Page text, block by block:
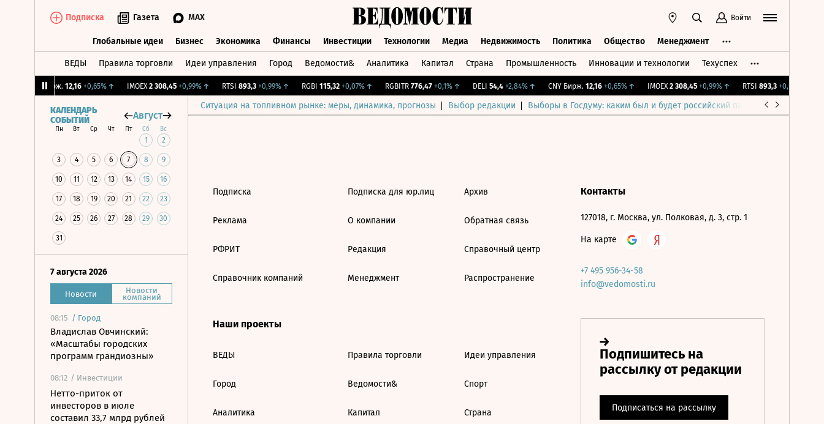
Подписка Газета MAX Войти
Глобальные идеи Бизнес Экономика Финансы Инвестиции Технологии Медиа Недвижимость Политика Общество Менеджмент
ВЕДЫ Правила торговли Идеи управления Город Ведомости& Аналитика Капитал Страна Промышленность Инновации и технологии Техуспех
CNY Бирж. 12,16 +0,65%↑ IMOEX 2 308,45 +0,99%↑ RTSI 893,3 +0,99%↑ RGBI 115,32 +0,07%↑ RGBITR 776,47 +0,1%↑ DELI 54,4 +2,84%↑ CNY Бирж. 12,16 +0,65%↑ IMOEX 2 308,45 +0,99%↑ RTSI 893,3 +0,99%
Ситуация на топливном рынке: меры, динамика, прогнозы Выбор редакции Выборы в Госдуму: каким был и будет российский парламент
КАЛЕНДАРЬ
СОБЫТИЙ
Август
Пн Вт Ср Чт Пт Сб Вс
1 2
3 4 5 6 7 8 9
10 11 12 13 14 15 16
17 18 19 20 21 22 23
24 25 26 27 28 29 30
31
7 августа 2026
Новости Новости
компаний
08:15 / Город
Владислав Овчинский:
«Масштабы городских
программ грандиозны»
08:12 / Инвестиции
Нетто-приток от
инвесторов в июле
составил 33,7 млрд рублей
Подписка
Реклама
РФРИТ
Справочник компаний
Подписка для юр.лиц
О компании
Редакция
Менеджмент
Архив
Обратная связь
Справочный центр
Распространение
Наши проекты
ВЕДЫ
Город
Аналитика
Правила торговли
Ведомости&
Капитал
Идеи управления
Спорт
Страна
Контакты
127018, г. Москва, ул. Полковая, д. 3, стр. 1
На карте
+7 495 956-34-58
info@vedomosti.ru